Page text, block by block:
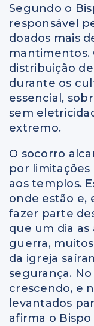
Segundo o
responsável
doados mais
mantimentos.
distribuição
durante os
essencial,
sem
extremo.
O socorro
por limitações
aos templos.
onde estão e,
fazer parte
que um dia as
guerra,
da igreja
segurança.
crescendo, e
levantados
afirma o